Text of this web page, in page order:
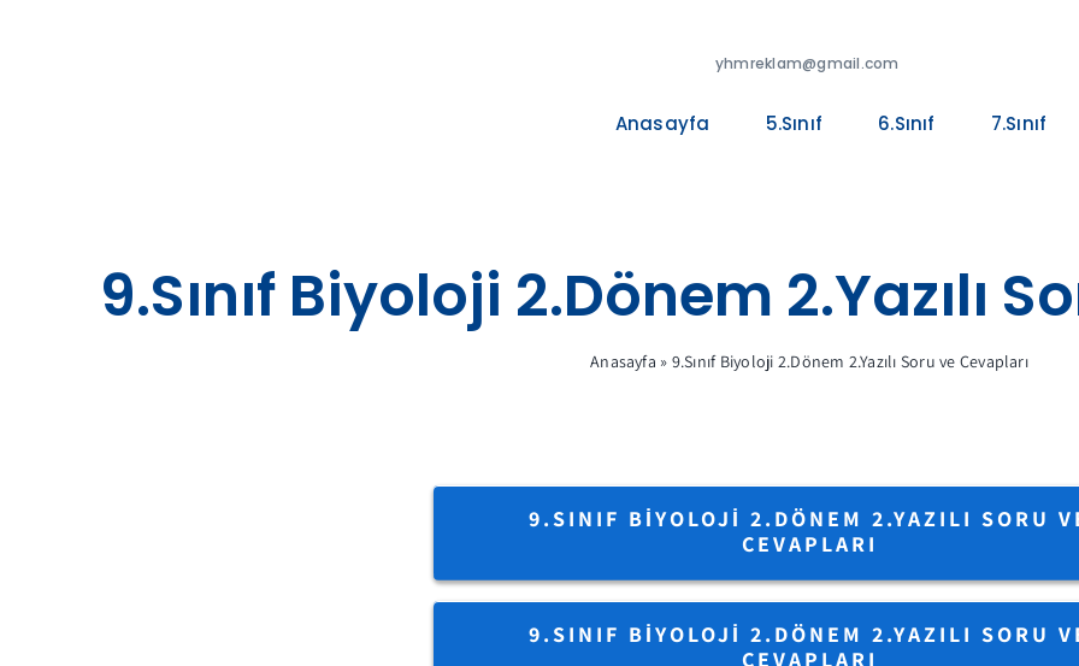
yhmreklam@gmail.com
Anasayfa 5.Sınıf 6.Sınıf 7.Sınıf
9.Sınıf Biyoloji 2.Dönem 2.Yazılı
Anasayfa » 9.Sınıf Biyoloji 2.Dönem 2.Yazılı Soru ve Cevapları
9.SINIF BIYOLOJI 2.DÖNEM 2.YAZILI SORU
CEVAPLARI
9.SINIF BIYOLOJI 2.DÖNEM 2.YAZILI SORU
CEVAPLARI